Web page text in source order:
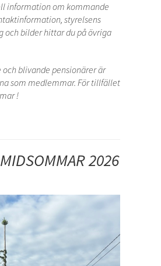
information om kommande
styrelsens
och bilder hittar du på övriga
och blivande pensionärer är
som medlemmar. För tillfället
!
2026